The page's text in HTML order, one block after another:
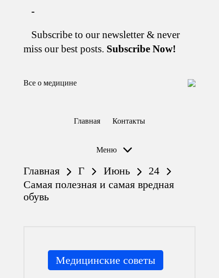
-
Subscribe to our newsletter & never
miss our best posts. Subscribe Now!
Все о медицине
Лечитесь
Главная Контакты
Меню
Главная Г Июнь
24
Самая полезная и самая вредная
обувь
Опубликовано
в
Медицинские советы